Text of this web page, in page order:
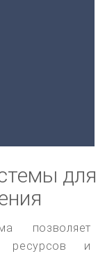
для
позволяет
ресурсов и